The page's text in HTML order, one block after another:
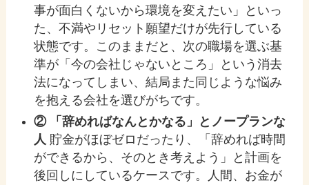
事が面白くないから環境を変えたい」といっ
た、不満やリセット願望だけが先行している
状態です。このままだと、次の職場を選ぶ基
準が「今の会社じゃないところ」という消去
法になってしまい、結局また同じような悩み
を抱える会社を選びがちです。
② 「辞めればなんとかなる」とノープランな
人 貯金がほぼゼロだったり、「辞めれば時間
ができるから、そのとき考えよう」と計画を
後回しにしているケースです。人間、お金が